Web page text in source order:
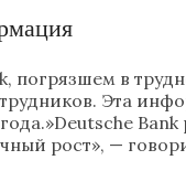
погрязшем в
Эта
года.»Deutsche
рост», —